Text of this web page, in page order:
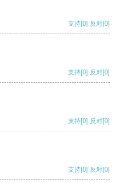
支持[0] 反对[0]
支持[0] 反对[0]
支持[0] 反对[0]
支持[0] 反对[0]